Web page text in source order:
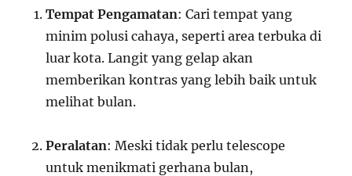
Tempat Pengamatan: Cari tempat yang
minim polusi cahaya, seperti area terbuka di
luar kota. Langit yang gelap akan
memberikan kontras yang lebih baik untuk
melihat bulan.
Peralatan: Meski tidak perlu telescope
untuk menikmati gerhana bulan,